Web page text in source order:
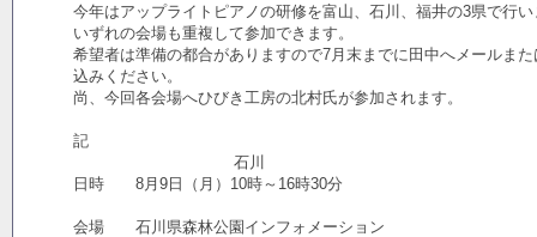
今年はアップライトピアノの研修を富山、石川、福井の3県で行い
いずれの会場も重複して参加できます。
希望者は準備の都合がありますので7月末までに田中へメールま
込みください。
尚、今回各会場へひびき工房の北村氏が参加されます。
記
石川
日時 8月9日（月）10時～16時30分
会場 石川県森林公園インフォメーション